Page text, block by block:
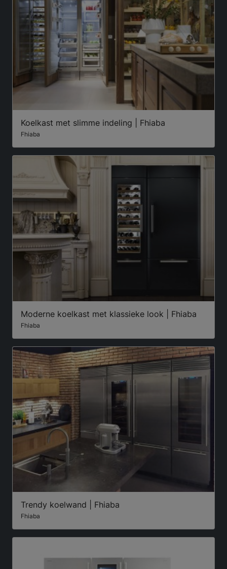
Koelkast met slimme indeling | Fhiaba
Fhiaba
Moderne koelkast met klassieke look | Fhiaba
Fhiaba
Trendy koelwand | Fhiaba
Fhiaba